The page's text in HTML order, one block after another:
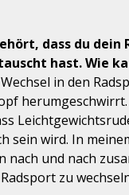
dass du dein
hast. Wie
in den
sein wird. In
nach und nach
zu